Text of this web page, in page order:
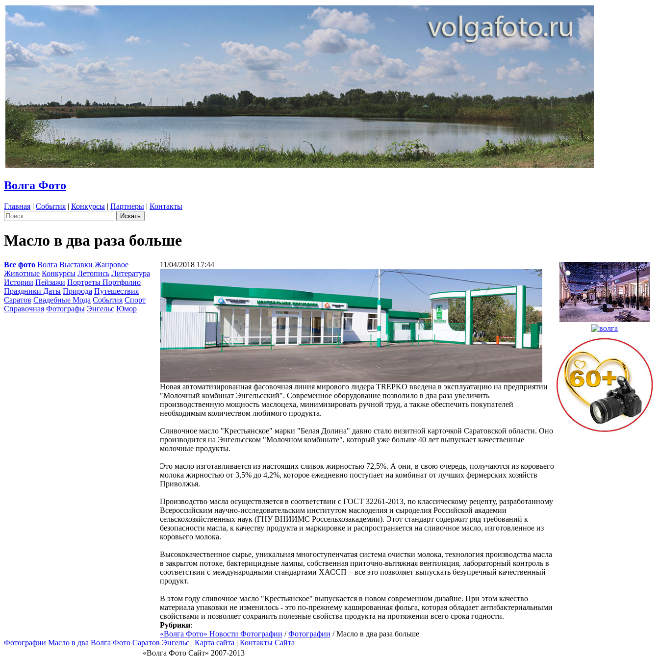
Волга Фото
Главная | События | Конкурсы | Партнеры | Контакты
Масло в два раза больше
Все фото Волга Выставки Жанровое
Животные Конкурсы Летопись Литература
Истории Пейзажи Портреты Портфолио
Праздники Даты Природа Путешествия
Саратов Свадебные Мода События Спорт
Справочная Фотографы Энгельс Юмор
11/04/2018 17:44
Новая автоматизированная фасовочная линия мирового лидера TREPKO введена в эксплуатацию на предприятии
"Молочный комбинат Энгельсский". Современное оборудование позволило в два раза увеличить
производственную мощность маслоцеха, минимизировать ручной труд, а также обеспечить покупателей
необходимым количеством любимого продукта.
Сливочное масло "Крестьянское" марки "Белая Долина" давно стало визитной карточкой Саратовской области. Оно
производится на Энгельсском "Молочном комбинате", который уже больше 40 лет выпускает качественные
молочные продукты.
Это масло изготавливается из настоящих сливок жирностью 72,5%. А они, в свою очередь, получаются из коровьего
молока жирностью от 3,5% до 4,2%, которое ежедневно поступает на комбинат от лучших фермерских хозяйств
Приволжья.
Производство масла осуществляется в соответствии с ГОСТ 32261-2013, по классическому рецепту, разработанному
Всероссийским научно-исследовательским институтом маслоделия и сыроделия Российской академии
сельскохозяйственных наук (ГНУ ВНИИМС Россельхозакадемии). Этот стандарт содержит ряд требований к
безопасности масла, к качеству продукта и маркировке и распространяется на сливочное масло, изготовленное из
коровьего молока.
Высококачественное сырье, уникальная многоступенчатая система очистки молока, технология производства масла
в закрытом потоке, бактерицидные лампы, собственная приточно-вытяжная вентиляция, лабораторный контроль в
соответствии с международными стандартами ХАССП – все это позволяет выпускать безупречный качественный
продукт.
В этом году сливочное масло "Крестьянское" выпускается в новом современном дизайне. При этом качество
материала упаковки не изменилось - это по-прежнему кашированная фольга, которая обладает антибактериальными
свойствами и позволяет сохранить полезные свойства продукта на протяжении всего срока годности.
Рубрики:
«Волга Фото» Новости Фотографии /Фотографии / Масло в два раза больше
Фотографии Масло в два Волга Фото Саратов Энгельс | Карта сайта | Контакты Сайта
«Волга Фото Сайт» 2007-2013